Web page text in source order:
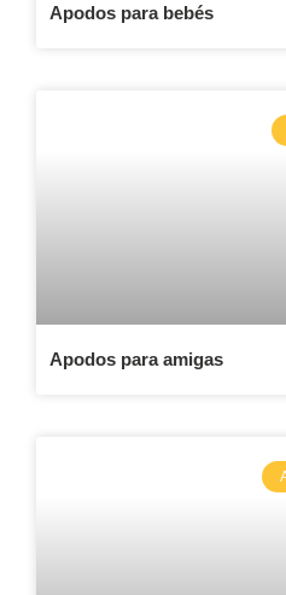
Apodos para bebés
Apodos para amigas